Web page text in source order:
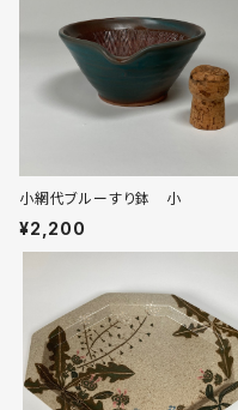
小網代ブルーすり鉢 小
¥2,200